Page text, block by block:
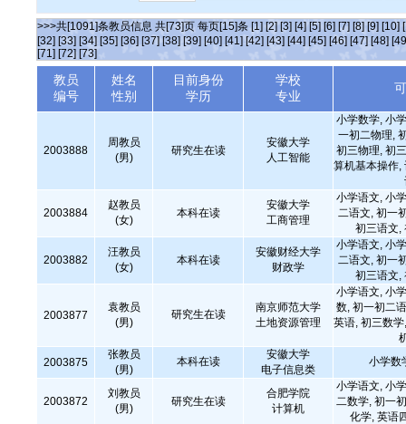
>>>共[1091]条教员信息 共[73]页 每页[15]条 [1] [2] [3] [4] [5] [6] [7] [8] [9] [10]
[32] [33] [34] [35] [36] [37] [38] [39] [40] [41] [42] [43] [44] [45] [46] [47] [48]
[71] [72] [73]
教员
编号
姓名
性别
目前身份
学历
学校
专业
2003888
周教员
(男)
研究生在读
安徽大学
人工智能
小学数学, 小
一初二物理,
初三物理, 初
算机基本操作,
2003884
赵教员
(女)
本科在读
安徽大学
工商管理
小学语文, 小
二语文, 初一
初三语文,
2003882
汪教员
(女)
本科在读
安徽财经大学
财政学
小学语文, 小
二语文, 初一
初三语文,
2003877
袁教员
(男)
研究生在读
南京师范大学
土地资源管理
小学语文, 小
数, 初一初二
英语, 初三数
2003875
张教员
(男)
本科在读
安徽大学
电子信息类
小学数
2003872
刘教员
(男)
研究生在读
合肥学院
计算机
小学语文, 小
二数学, 初一
化学, 英语